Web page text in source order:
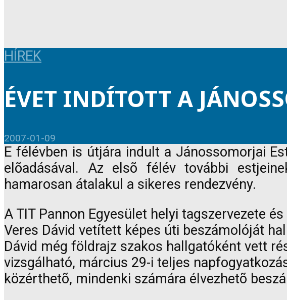
HÍREK
ÉVET INDÍTOTT A
2007-01-09
E félévben is útjára indult a Jánossomorjai
elõadásával. Az elsõ félév további
hamarosan átalakul a sikeres rendezvény.
A TIT Pannon Egyesület helyi tagszervezete
Veres Dávid vetített képes úti beszámolóját
Dávid még földrajz szakos hallgatóként vett
vizsgálható, március 29-i teljes
közérthetõ, mindenki számára élvezhetõ